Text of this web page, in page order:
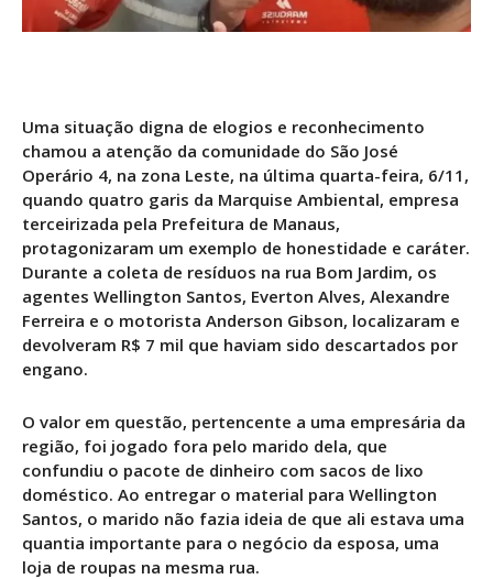
Uma situação digna de elogios e reconhecimento
chamou a atenção da comunidade do São José
Operário 4, na zona Leste, na última quarta-feira, 6/11,
quando quatro garis da Marquise Ambiental, empresa
terceirizada pela Prefeitura de Manaus,
protagonizaram um exemplo de honestidade e caráter.
Durante a coleta de resíduos na rua Bom Jardim, os
agentes Wellington Santos, Everton Alves, Alexandre
Ferreira e o motorista Anderson Gibson, localizaram e
devolveram R$ 7 mil que haviam sido descartados por
engano.
O valor em questão, pertencente a uma empresária da
região, foi jogado fora pelo marido dela, que
confundiu o pacote de dinheiro com sacos de lixo
doméstico. Ao entregar o material para Wellington
Santos, o marido não fazia ideia de que ali estava uma
quantia importante para o negócio da esposa, uma
loja de roupas na mesma rua.